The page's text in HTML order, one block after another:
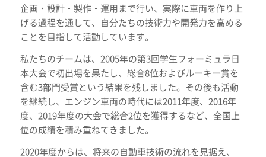
企画・設計・製作・運用まで行い、実際に車両を作り上
げる過程を通して、自分たちの技術力や開発力を高める
ことを目指して活動しています。
私たちのチームは、2005年の第3回学生フォーミュラ日
本大会で初出場を果たし、総合8位およびルーキー賞を
含む3部門受賞という結果を残しました。その後も活動
を継続し、エンジン車両の時代には2011年度、2016年
度、2019年度の大会で総合2位を獲得するなど、全国上
位の成績を積み重ねてきました。
2020年度からは、将来の自動車技術の流れを見据え、